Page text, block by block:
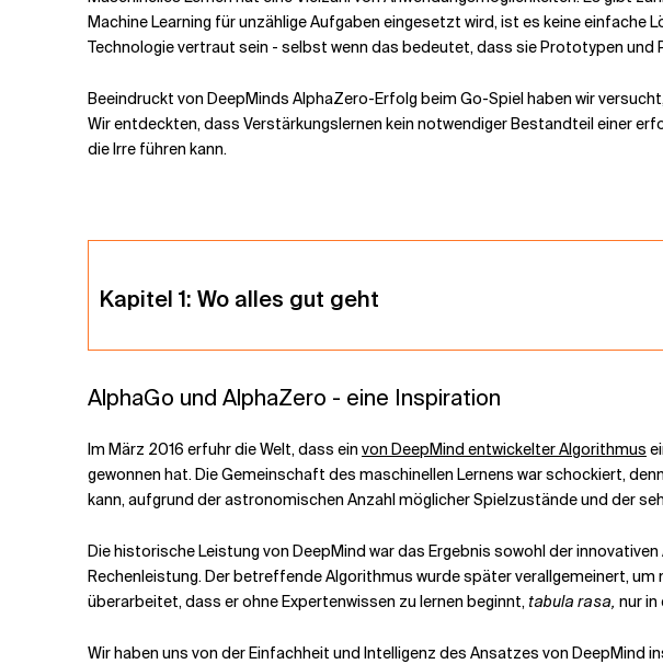
Verwandte Themen
Machine Learning für unzählige Aufgaben eingesetzt wird, ist es keine einfache
Technologie vertraut sein - selbst wenn das bedeutet, dass sie Prototypen
Beeindruckt von DeepMinds AlphaZero-Erfolg beim Go-Spiel haben wir
Wir entdeckten, dass Verstärkungslernen kein notwendiger Bestandteil einer
die Irre führen kann.
Kapitel 1: Wo alles gut geht
AlphaGo und AlphaZero - eine Inspiration
Im März 2016 erfuhr die Welt, dass ein von DeepMind entwickelter Algorithmus
gewonnen hat. Die Gemeinschaft des maschinellen Lernens war schockiert, denn
kann, aufgrund der astronomischen Anzahl möglicher Spielzustände und der
Die historische Leistung von DeepMind war das Ergebnis sowohl der
Rechenleistung. Der betreffende Algorithmus wurde später verallgemeinert,
überarbeitet, dass er ohne Expertenwissen zu lernen beginnt, tabula rasa, nur in
Wir haben uns von der Einfachheit und Intelligenz des Ansatzes von